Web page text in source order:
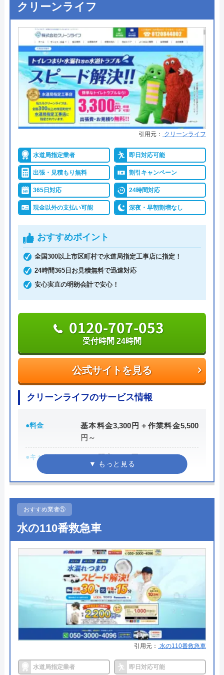
公式サイトを見る
イースマイルの基本情報
運営会社 株式会社イースマイル
代表者 島村禮孝
創業・設立 1992年6月1日創立
ースマイルビル
対応エリア 39都道府県
対応エリア詳
細
イースマイルのクチコミ on
4.1（198件のクチコミ）
※クチコミの内容について
2 か月前
トイレが詰まって本当に困っていましたが、
連絡後すぐに駆けつけてくださり、あっとい
安心して任せられました。これでまた快適に
住宅サービスがおすすめの理由
住宅サービスは、茨城県水戸市を中心に水回りのト
ラブル、給湯器の修理・交換に対応している業者で
す。24時間年中無休で対応しており、電話、HPの
問い合わせフォームにて受付を行っております。見
積もりは無料で対応しており、最短30分で現場まで
駆け付けてくれるので、緊急時のトラブルでも安心
施工料金は5,500円～承っており、6,000円以上にな
る場合は5,000円OFFの割引サービスを受けることが
できます。割引サービスはホームページを見て依頼
した方に適応されるので、ご依頼時に忘れずに伝え
0120-086-919
クリーンライフ
引用元： クリーンライフ
水道局指定業者 即日対応可能
出張・見積もり無料 割引キャンペーン
365日対応 24時間対応
現金以外の支払い可能 深夜・早朝割増なし
おすすめポイント
全国300以上市区町村で水道局指定工事店に指定！
24時間365日お見積無料で迅速対応
安心実直の明朗会計で安心！
公式サイトを見る
0120-707-053
受付時間 24時間
クリーンライフのサービス情報
●料金
基本料金3,300円＋作業料金5,500
円～
●キャンペーン
WEB限定3,000円OFF
※10,000円以上で適用
●受付時間
●定休日 年中無休
●出張見積もり 出張見積もり無料
現金、銀行振込、クレジットカー
ド、コンビニ後払い、QR決済
●累計実績 施工実績30万件を達成
修理に応じて1～3年の無料点検、
無料保証を用意
詳細は公式HPでご確認ください
おすすめ業者⑤
水の110番救急車
引用元： 水の110番救急車
水道局指定業者 即日対応可能